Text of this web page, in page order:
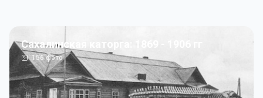
Сахалинская каторга: 1869 - 1906 гг
156фото